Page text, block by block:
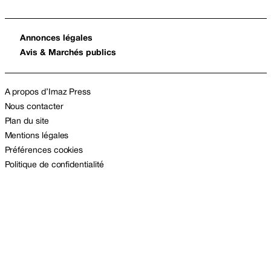
Annonces légales
Avis & Marchés publics
A propos d’Imaz Press
Nous contacter
Plan du site
Mentions légales
Préférences cookies
Politique de confidentialité